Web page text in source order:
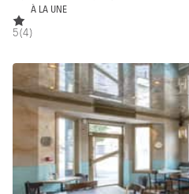
Studio Photo / Tournage
Caractéristiques de l'espace
Accès aux handicapés
Air conditionné
Animals Friendly
À LA UNE
5(4)